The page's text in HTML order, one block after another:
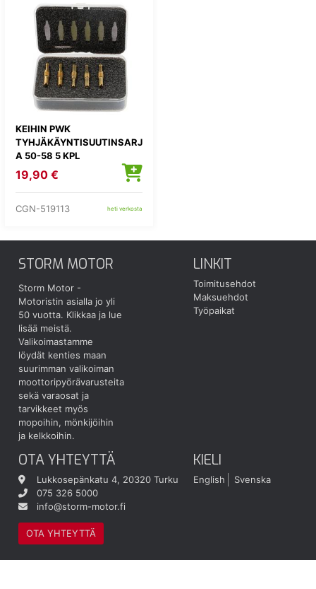
KEIHIN PWK
TYHJÄKÄYNTISUUTINSARJ
A 50-58 5 KPL
19,90 €
CGN-519113 heti verkosta
STORM MOTOR
Storm Motor -
Motoristin asialla jo yli
50 vuotta. Klikkaa ja lue
lisää meistä.
Valikoimastamme
löydät kenties maan
suurimman valikoiman
moottoripyörävarusteita
sekä varaosat ja
tarvikkeet myös
mopoihin, mönkijöihin
ja kelkkoihin.
LINKIT
Toimitusehdot
Maksuehdot
Työpaikat
OTA YHTEYTTÄ
Lukkosepänkatu 4, 20320 Turku
075 326 5000
info@storm-motor.fi
OTA YHTEYTTÄ
KIELI
English Svenska